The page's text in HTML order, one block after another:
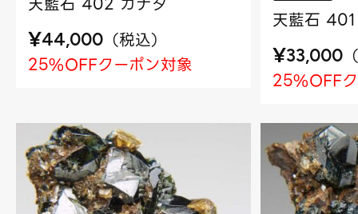
¥44,000 （税込）
25%OFFクーポン対象
天藍石
¥33,000 （
25%OFF